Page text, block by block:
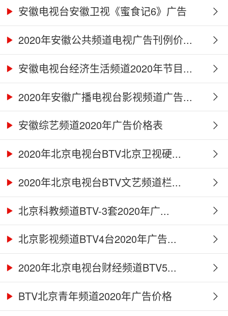
安徽电视台安徽卫视《蜜食记6》广告
合...2020年安徽公共频道电视广告刊例价...
安徽电视台经济生活频道2020年节目...
2020年安徽广播电视台影视频道广告...
安徽综艺频道2020年广告价格表
2020年北京电视台BTV北京卫视硬...
2020年北京电视台BTV文艺频道栏...
北京科教频道BTV-3套2020年广...
北京影视频道BTV4台2020年广告...
2020年北京电视台财经频道BTV5...
BTV北京青年频道2020年广告价格